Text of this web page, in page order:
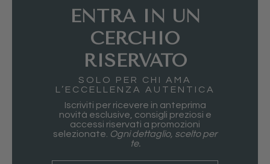
ENTRA IN UN
CERCHIO
RISERVATO
SOLO PER CHI AMA
L’ECCELLENZA AUTENTICA
Iscriviti per ricevere in anteprima
novità esclusive, consigli preziosi e
accessi riservati a promozioni
selezionate. Ogni dettaglio, scelto per
te.